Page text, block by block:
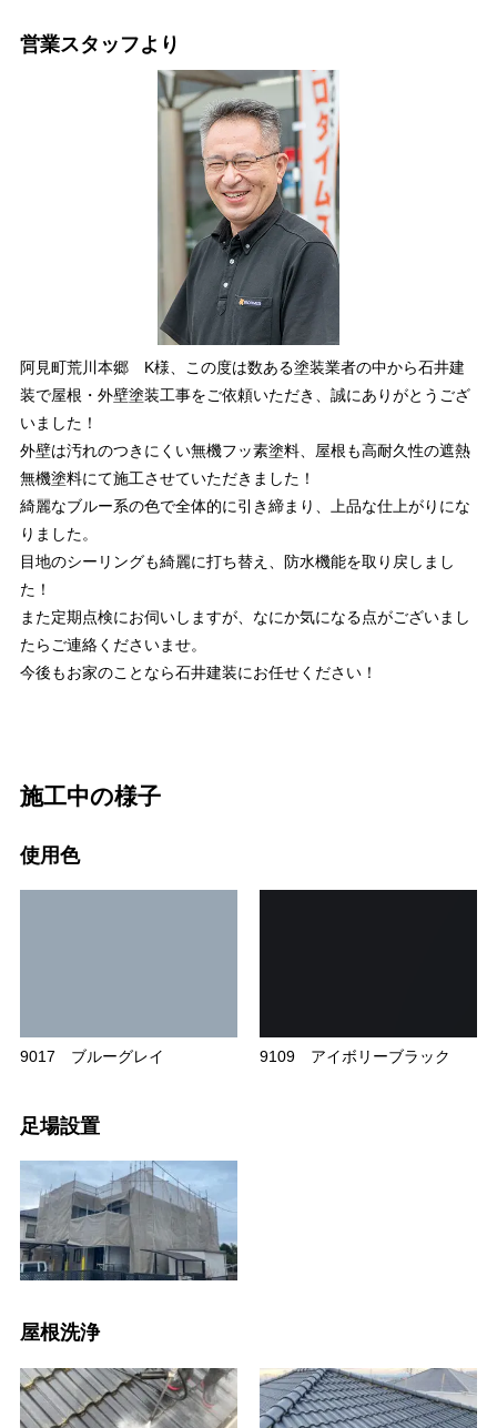
営業スタッフより
阿見町荒川本郷 K様、この度は数ある塗装業者の中から石井建
装で屋根・外壁塗装工事をご依頼いただき、誠にありがとうござ
いました！
外壁は汚れのつきにくい無機フッ素塗料、屋根も高耐久性の遮熱
無機塗料にて施工させていただきました！
綺麗なブルー系の色で全体的に引き締まり、上品な仕上がりにな
りました。
目地のシーリングも綺麗に打ち替え、防水機能を取り戻しまし
た！
また定期点検にお伺いしますが、なにか気になる点がございまし
たらご連絡くださいませ。
今後もお家のことなら石井建装にお任せください！
施工中の様子
使用色
9017 ブルーグレイ 9109 アイボリーブラック
足場設置
屋根洗浄